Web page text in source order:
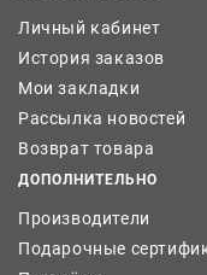
Личный кабинет
История заказов
Мои закладки
Рассылка новостей
Возврат товара
ДОПОЛНИТЕЛЬНО
Производители
Подарочные